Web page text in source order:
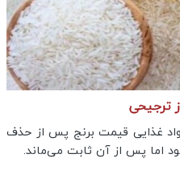
ترجیحی
غذایی قیمت برنج پس از حذف